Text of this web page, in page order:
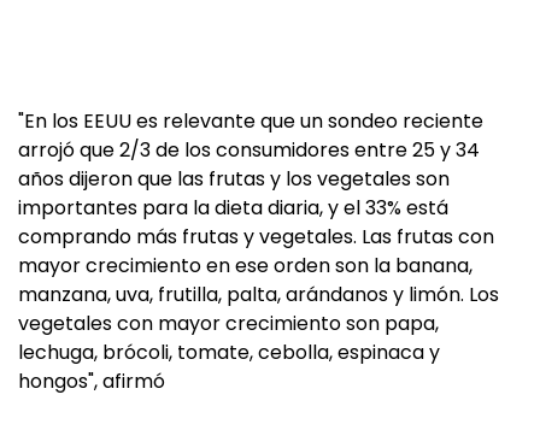
"En los EEUU es relevante que un sondeo reciente
arrojó que 2/3 de los consumidores entre 25 y 34
años dijeron que las frutas y los vegetales son
importantes para la dieta diaria, y el 33% está
comprando más frutas y vegetales. Las frutas con
mayor crecimiento en ese orden son la banana,
manzana, uva, frutilla, palta, arándanos y limón. Los
vegetales con mayor crecimiento son papa,
lechuga, brócoli, tomate, cebolla, espinaca y
hongos", afirmó